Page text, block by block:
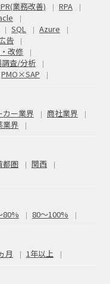
業務改善)
RPA
SQL
Azure
告
改修
査/分析
PMO×SAP
カー業界
商社業界
業界
都圏
関西
80% 80〜100%
月 1年以上